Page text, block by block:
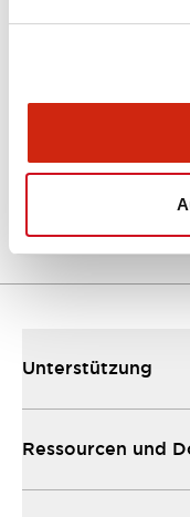
10/10/2024
Unterstützung
Ressourcen und